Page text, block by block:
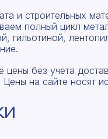
и строительных
полный цикл
гильотиной,
цены без учета
на сайте носят